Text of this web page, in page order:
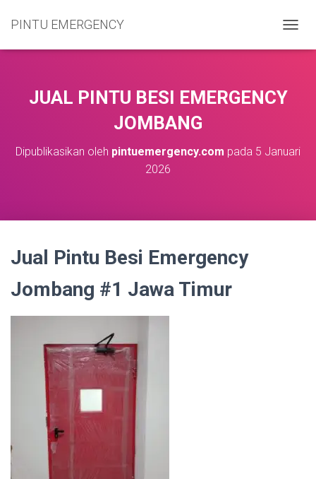
PINTU EMERGENCY
O
I
JUAL PINTU BESI EMERGENCY
JOMBANG
Dipublikasikan oleh pintuemergency.com pada 5 Januari
2026
Jual Pintu Besi Emergency
Jombang #1 Jawa Timur